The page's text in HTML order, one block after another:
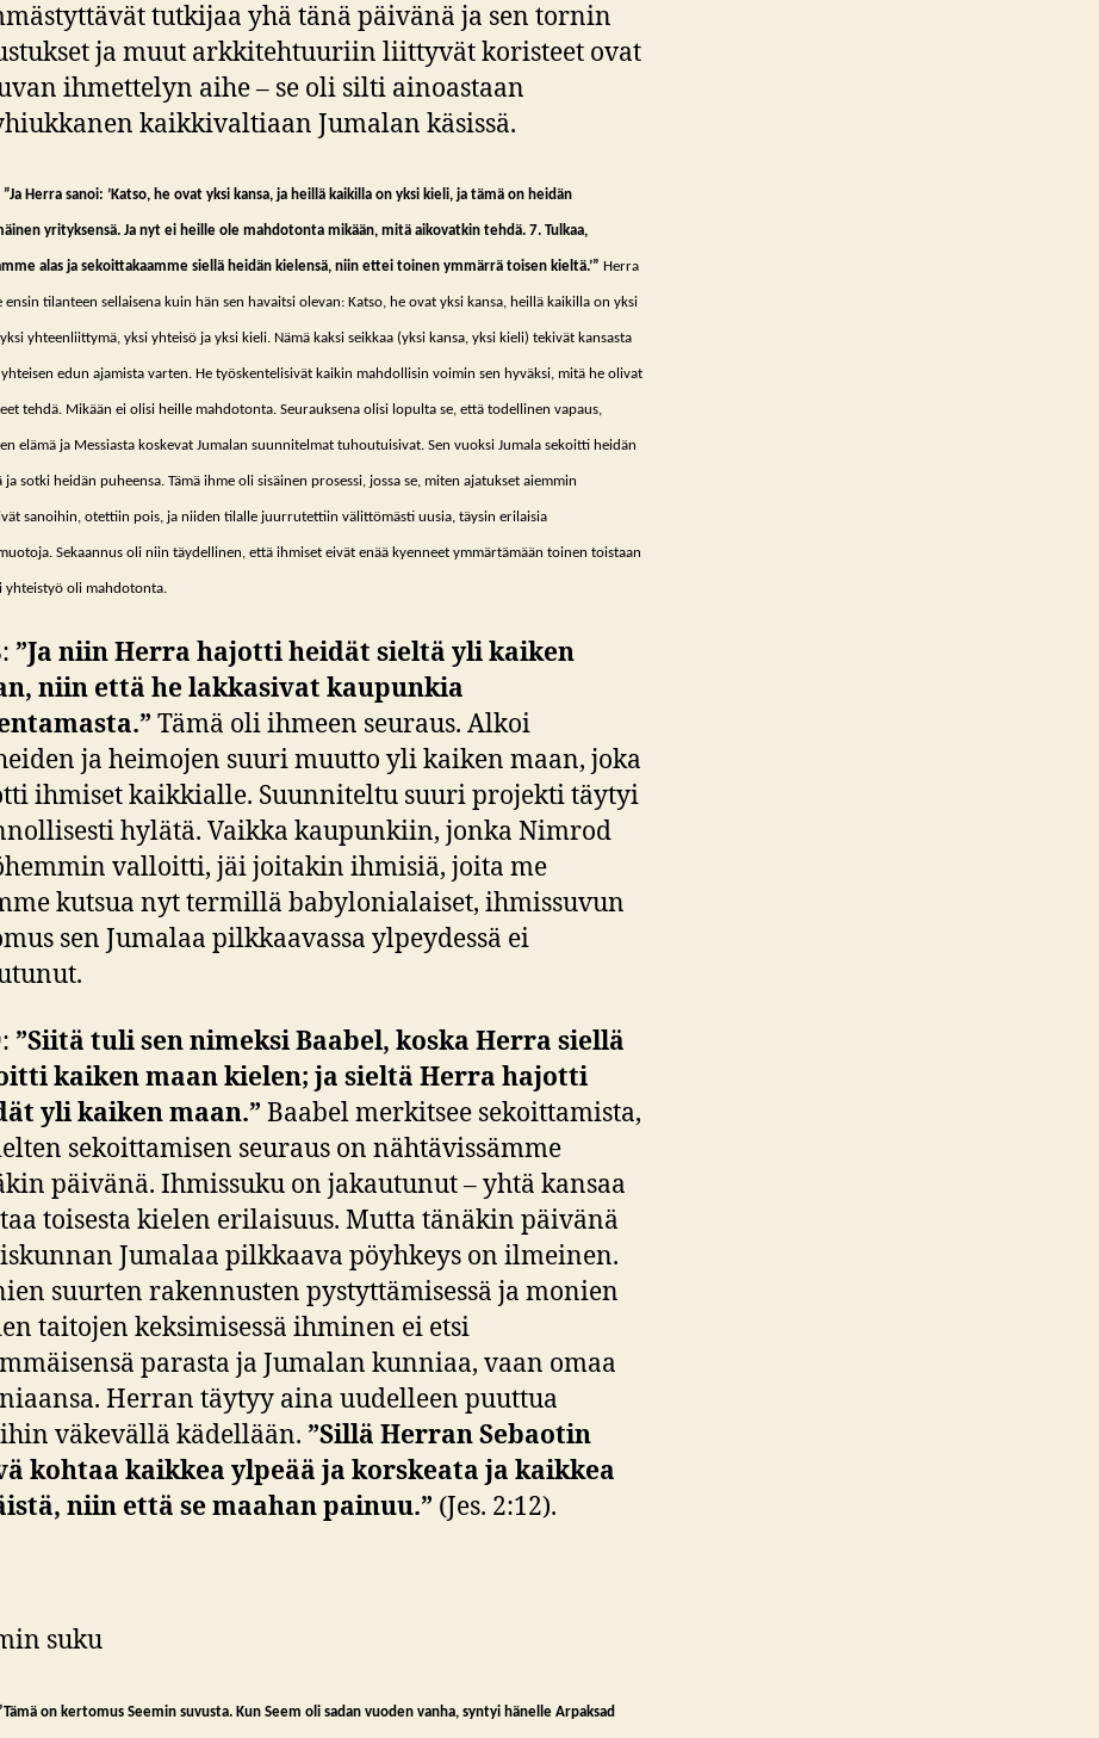
tutkijaa yhä tänä päivänä ja sen tornin
ja muut arkkitehtuuriin liittyvät koristeet ovat
ihmettelyn aihe – se oli silti ainoastaan
kaikkivaltiaan Jumalan käsissä.
”Ja Herra sanoi: ’Katso, he ovat yksi kansa, ja heillä kaikilla on yksi kieli, ja tämä on heidän
yrityksensä. Ja nyt ei heille ole mahdotonta mikään, mitä aikovatkin tehdä. 7. Tulkaa,
alas ja sekoittakaamme siellä heidän kielensä, niin ettei toinen ymmärrä toisen kieltä.’” Herra
ensin tilanteen sellaisena kuin hän sen havaitsi olevan: Katso, he ovat yksi kansa, heillä kaikilla on yksi
yhteenliittymä, yksi yhteisö ja yksi kieli. Nämä kaksi seikkaa (yksi kansa, yksi kieli) tekivät kansasta
edun ajamista varten. He työskentelisivät kaikin mahdollisin voimin sen hyväksi, mitä he olivat
tehdä. Mikään ei olisi heille mahdotonta. Seurauksena olisi lopulta se, että todellinen vapaus,
elämä ja Messiasta koskevat Jumalan suunnitelmat tuhoutuisivat. Sen vuoksi Jumala sekoitti heidän
ja sotki heidän puheensa. Tämä ihme oli sisäinen prosessi, jossa se, miten ajatukset aiemmin
sanoihin, otettiin pois, ja niiden tilalle juurrutettiin välittömästi uusia, täysin erilaisia
Sekaannus oli niin täydellinen, että ihmiset eivät enää kyenneet ymmärtämään toinen toistaan
yhteistyö oli mahdotonta.
”Ja niin Herra hajotti heidät sieltä yli kaiken
niin että he lakkasivat kaupunkia
Tämä oli ihmeen seuraus. Alkoi
ja heimojen suuri muutto yli kaiken maan, joka
ihmiset kaikkialle. Suunniteltu suuri projekti täytyi
hylätä. Vaikka kaupunkiin, jonka Nimrod
valloitti, jäi joitakin ihmisiä, joita me
kutsua nyt termillä babylonialaiset, ihmissuvun
sen Jumalaa pilkkaavassa ylpeydessä ei
”Siitä tuli sen nimeksi Baabel, koska Herra siellä
kaiken maan kielen; ja sieltä Herra hajotti
yli kaiken maan.” Baabel merkitsee sekoittamista,
sekoittamisen seuraus on nähtävissämme
päivänä. Ihmissuku on jakautunut – yhtä kansaa
toisesta kielen erilaisuus. Mutta tänäkin päivänä
Jumalaa pilkkaava pöyhkeys on ilmeinen.
suurten rakennusten pystyttämisessä ja monien
taitojen keksimisessä ihminen ei etsi
parasta ja Jumalan kunniaa, vaan omaa
Herran täytyy aina uudelleen puuttua
väkevällä kädellään. ”Sillä Herran Sebaotin
kohtaa kaikkea ylpeää ja korskeata ja kaikkea
niin että se maahan painuu.” (Jes. 2:12).
suku
on kertomus Seemin suvusta. Kun Seem oli sadan vuoden vanha, syntyi hänelle Arpaksad